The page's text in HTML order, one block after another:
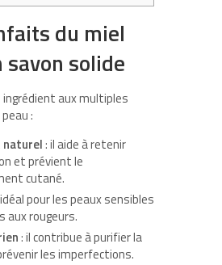
du miel
savon solide
aux multiples
:
: il aide à retenir
et prévient le
cutané.
pour les peaux sensibles
aux rougeurs.
: il contribue à purifier la
les imperfections.